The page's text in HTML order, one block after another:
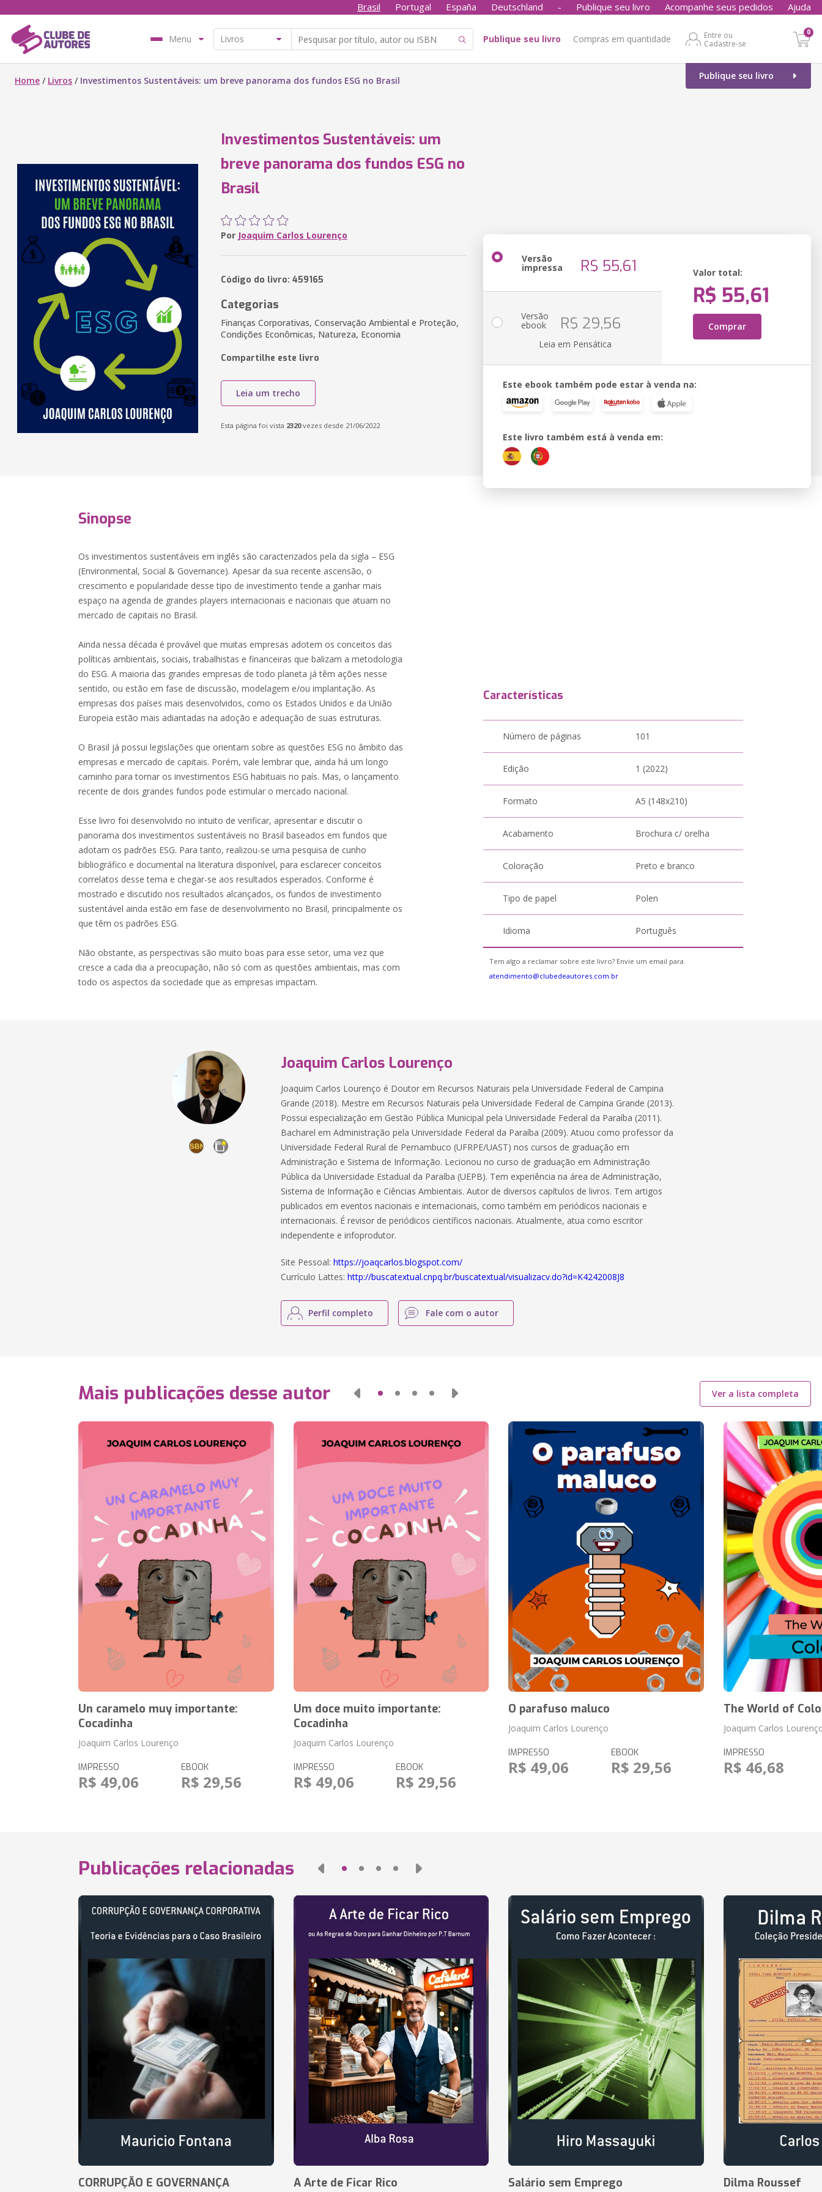
Brasil Portugal España Deutschland - Publique seu livro Acompanhe seus pedidos Ajuda
Menu Publique seu livro Compras em quantidade
Entre ou
Cadastre-se
0
Publique seu livro
Home / Livros / Investimentos Sustentáveis: um breve panorama dos fundos ESG no Brasil
Investimentos Sustentáveis: um
breve panorama dos fundos ESG no
Brasil
Por Joaquim Carlos Lourenço
Código do livro: 459165
Categorias
Finanças Corporativas, Conservação Ambiental e Proteção,
Condições Econômicas, Natureza, Economia
Compartilhe este livro
Leia um trecho
Esta página foi vista 2320vezes desde 21/06/2022
Versão
impressa R$ 55,61 Valor total:
R$ 55,61
Comprar
Versão
ebook R$ 29,56
Leia em Pensática
Este ebook também pode estar à venda na:
Este livro também está à venda em:
Sinopse
Os investimentos sustentáveis em inglês são caracterizados pela da sigla – ESG
(Environmental, Social & Governance). Apesar da sua recente ascensão, o
crescimento e popularidade desse tipo de investimento tende a ganhar mais
espaço na agenda de grandes players internacionais e nacionais que atuam no
mercado de capitais no Brasil.
Ainda nessa década é provável que muitas empresas adotem os conceitos das
políticas ambientais, sociais, trabalhistas e financeiras que balizam a metodologia
do ESG. A maioria das grandes empresas de todo planeta já têm ações nesse
sentido, ou estão em fase de discussão, modelagem e/ou implantação. As
empresas dos países mais desenvolvidos, como os Estados Unidos e da União
Europeia estão mais adiantadas na adoção e adequação de suas estruturas.
O Brasil já possui legislações que orientam sobre as questões ESG no âmbito das
empresas e mercado de capitais. Porém, vale lembrar que, ainda há um longo
caminho para tornar os investimentos ESG habituais no país. Mas, o lançamento
recente de dois grandes fundos pode estimular o mercado nacional.
Esse livro foi desenvolvido no intuito de verificar, apresentar e discutir o
panorama dos investimentos sustentáveis no Brasil baseados em fundos que
adotam os padrões ESG. Para tanto, realizou-se uma pesquisa de cunho
bibliográfico e documental na literatura disponível, para esclarecer conceitos
correlatos desse tema e chegar-se aos resultados esperados. Conforme é
mostrado e discutido nos resultados alcançados, os fundos de investimento
sustentável ainda estão em fase de desenvolvimento no Brasil, principalmente os
que têm os padrões ESG.
Não obstante, as perspectivas são muito boas para esse setor, uma vez que
cresce a cada dia a preocupação, não só com as questões ambientais, mas com
todo os aspectos da sociedade que as empresas impactam.
Características
Número de páginas 101
Edição 1 (2022)
Formato A5 (148x210)
Acabamento Brochura c/ orelha
Coloração Preto e branco
Tipo de papel Polen
Idioma Português
Tem algo a reclamar sobre este livro? Envie um email para
atendimento@clubedeautores.com.br
Joaquim Carlos Lourenço
Joaquim Carlos Lourenço é Doutor em Recursos Naturais pela Universidade Federal de Campina
Grande (2018). Mestre em Recursos Naturais pela Universidade Federal de Campina Grande (2013).
Possui especialização em Gestão Pública Municipal pela Universidade Federal da Paraíba (2011).
Bacharel em Administração pela Universidade Federal da Paraíba (2009). Atuou como professor da
Universidade Federal Rural de Pernambuco (UFRPE/UAST) nos cursos de graduação em
Administração e Sistema de Informação. Lecionou no curso de graduação em Administração
Pública da Universidade Estadual da Paraíba (UEPB). Tem experiência na área de Administração,
Sistema de Informação e Ciências Ambientais. Autor de diversos capítulos de livros. Tem artigos
publicados em eventos nacionais e internacionais, como também em periódicos nacionais e
internacionais. É revisor de periódicos científicos nacionais. Atualmente, atua como escritor
independente e infoprodutor.
Site Pessoal:https://joaqcarlos.blogspot.com/
Currículo Lattes:http://buscatextual.cnpq.br/buscatextual/visualizacv.do?id=K4242008J8
Perfil completo Fale com o autor
Mais publicações desse autor Ver a lista completa
Un caramelo muy importante:
Cocadinha
Joaquim Carlos Lourenço
IMPRESSO
R$ 49,06
EBOOK
R$ 29,56
Um doce muito importante:
Cocadinha
Joaquim Carlos Lourenço
IMPRESSO
R$ 49,06
EBOOK
R$ 29,56
O parafuso maluco
Joaquim Carlos Lourenço
IMPRESSO
R$ 49,06
EBOOK
R$ 29,56
The World of
Joaquim Carlos
IMPRESSO
R$ 46,68
Publicações relacionadas
CORRUPÇÃO E GOVERNANÇA
A Arte de Ficar Rico Salário sem Emprego Dilma Roussef